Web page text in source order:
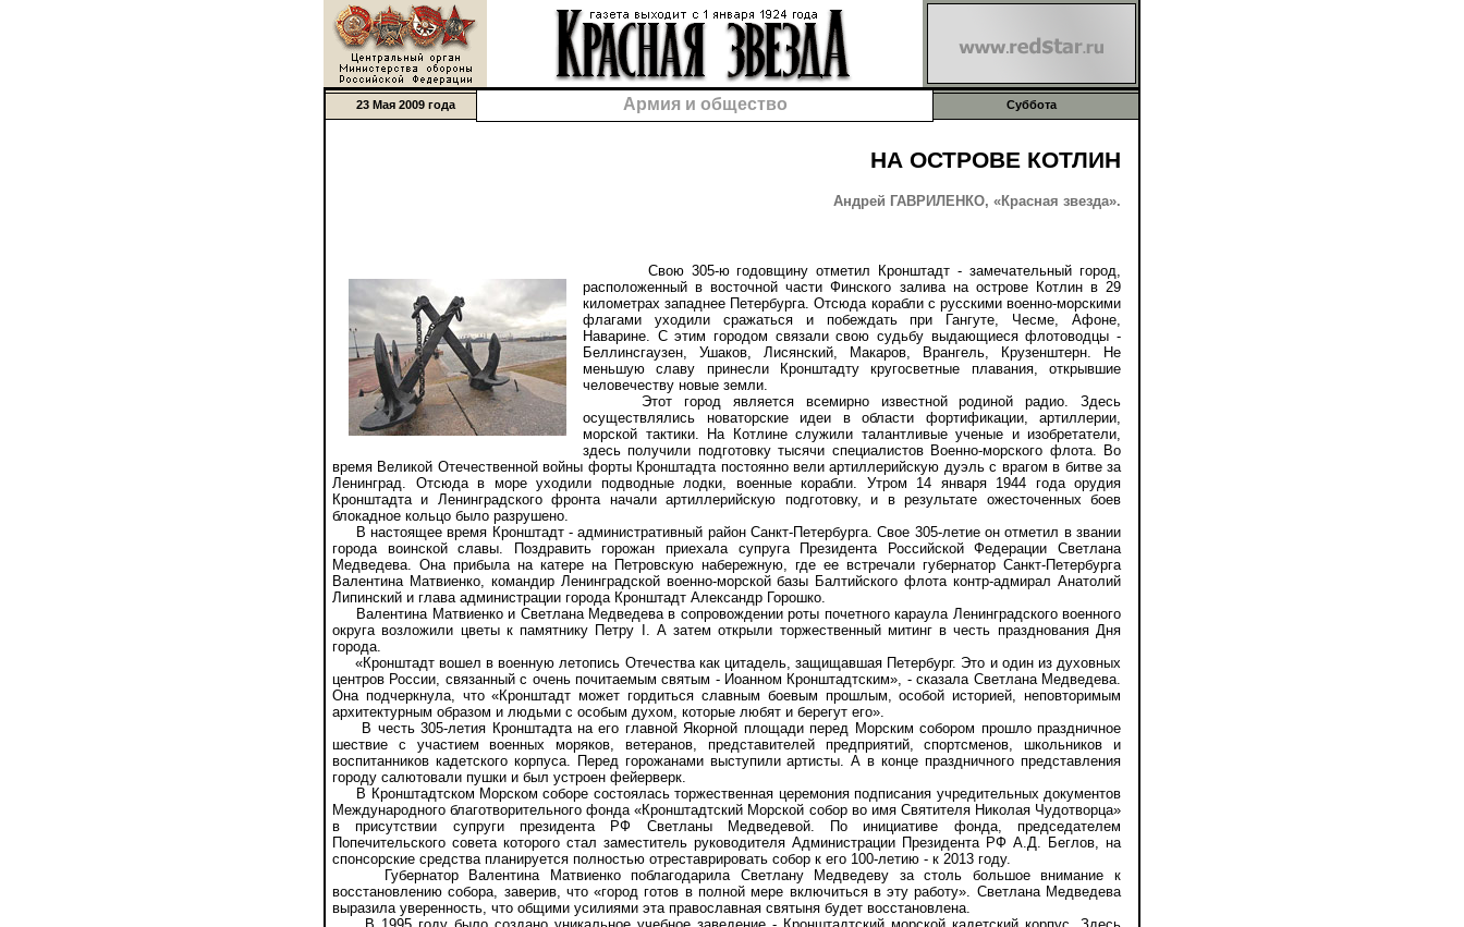
23 Мая 2009 года Армия и общество Суббота
НА ОСТРОВЕ КОТЛИН
Андрей ГАВРИЛЕНКО, «Красная звезда».
Свою 305-ю годовщину отметил Кронштадт - замечательный город,
расположенный в восточной части Финского залива на острове Котлин в 29
километрах западнее Петербурга. Отсюда корабли с русскими военно-морскими
флагами уходили сражаться и побеждать при Гангуте, Чесме, Афоне,
Наварине. С этим городом связали свою судьбу выдающиеся флотоводцы -
Беллинсгаузен, Ушаков, Лисянский, Макаров, Врангель, Крузенштерн. Не
меньшую славу принесли Кронштадту кругосветные плавания, открывшие
человечеству новые земли.
Этот город является всемирно известной родиной радио. Здесь
осуществлялись новаторские идеи в области фортификации, артиллерии,
морской тактики. На Котлине служили талантливые ученые и изобретатели,
здесь получили подготовку тысячи специалистов Военно-морского флота. Во
время Великой Отечественной войны форты Кронштадта постоянно вели артиллерийскую дуэль с врагом в битве за
Ленинград. Отсюда в море уходили подводные лодки, военные корабли. Утром 14 января 1944 года орудия
Кронштадта и Ленинградского фронта начали артиллерийскую подготовку, и в результате ожесточенных боев
блокадное кольцо было разрушено.
В настоящее время Кронштадт - административный район Санкт-Петербурга. Свое 305-летие он отметил в звании
города воинской славы. Поздравить горожан приехала супруга Президента Российской Федерации Светлана
Медведева. Она прибыла на катере на Петровскую набережную, где ее встречали губернатор Санкт-Петербурга
Валентина Матвиенко, командир Ленинградской военно-морской базы Балтийского флота контр-адмирал Анатолий
Липинский и глава администрации города Кронштадт Александр Горошко.
Валентина Матвиенко и Светлана Медведева в сопровождении роты почетного караула Ленинградского военного
округа возложили цветы к памятнику Петру I. А затем открыли торжественный митинг в честь празднования Дня
города.
«Кронштадт вошел в военную летопись Отечества как цитадель, защищавшая Петербург. Это и один из духовных
центров России, связанный с очень почитаемым святым - Иоанном Кронштадтским», - сказала Светлана Медведева.
Она подчеркнула, что «Кронштадт может гордиться славным боевым прошлым, особой историей, неповторимым
архитектурным образом и людьми с особым духом, которые любят и берегут его».
В честь 305-летия Кронштадта на его главной Якорной площади перед Морским собором прошло праздничное
шествие с участием военных моряков, ветеранов, представителей предприятий, спортсменов, школьников и
воспитанников кадетского корпуса. Перед горожанами выступили артисты. А в конце праздничного представления
городу салютовали пушки и был устроен фейерверк.
В Кронштадтском Морском соборе состоялась торжественная церемония подписания учредительных документов
Международного благотворительного фонда «Кронштадтский Морской собор во имя Святителя Николая Чудотворца»
в присутствии супруги президента РФ Светланы Медведевой. По инициативе фонда, председателем
Попечительского совета которого стал заместитель руководителя Администрации Президента РФ А.Д. Беглов, на
спонсорские средства планируется полностью отреставрировать собор к его 100-летию - к 2013 году.
Губернатор Валентина Матвиенко поблагодарила Светлану Медведеву за столь большое внимание к
восстановлению собора, заверив, что «город готов в полной мере включиться в эту работу». Светлана Медведева
выразила уверенность, что общими усилиями эта православная святыня будет восстановлена.